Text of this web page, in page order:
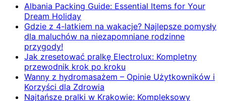
Albania Packing Guide: Essential Items for Your
Dream Holiday
Gdzie z 4-latkiem na wakacje? Najlepsze pomysły
dla maluchów na niezapomniane rodzinne
przygody!
Jak zresetować pralkę Electrolux: Kompletny
przewodnik krok po kroku
Wanny z hydromasażem – Opinie Użytkowników i
Korzyści dla Zdrowia
Najtańsze pralki w Krakowie: Kompleksowy